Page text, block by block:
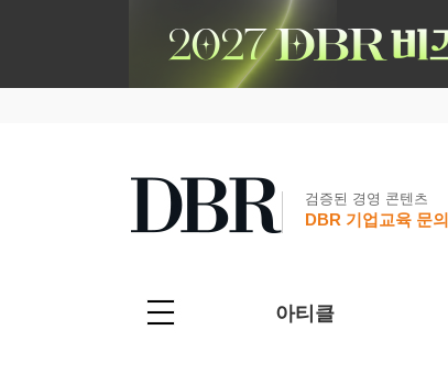
검증된 경영 콘텐츠
DBR 기업교육 문의
아티클